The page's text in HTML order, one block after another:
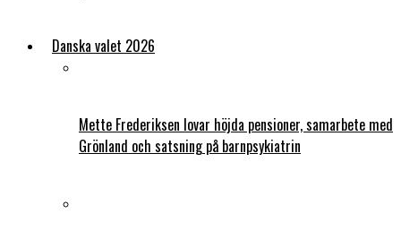
Danska valet 2026
Mette Frederiksen lovar höjda pensioner, samarbete med
Grönland och satsning på barnpsykiatrin